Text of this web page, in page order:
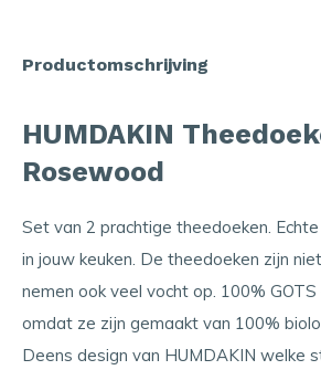
Productomschrijving
HUMDAKIN
Rosewood
Set van 2 prachtige theedoeken.
in jouw keuken. De theedoeken zijn
nemen ook veel vocht op. 100%
omdat ze zijn gemaakt van 100%
Deens design van HUMDAKIN welke